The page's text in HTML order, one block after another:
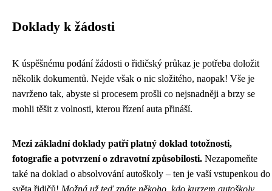
Doklady k žádosti
K úspěšnému podání žádosti o řidičský průkaz je potřeba doložit
několik dokumentů. Nejde však o nic složitého, naopak! Vše je
navrženo tak, abyste si procesem prošli co nejsnadněji a brzy se
mohli těšit z volnosti, kterou řízení auta přináší.
Mezi základní doklady patří platný doklad totožnosti,
fotografie a potvrzení o zdravotní způsobilosti. Nezapomeňte
také na doklad o absolvování autoškoly – ten je vaší vstupenkou do
světa řidičů! Možná už teď znáte někoho, kdo kurzem autoškoly